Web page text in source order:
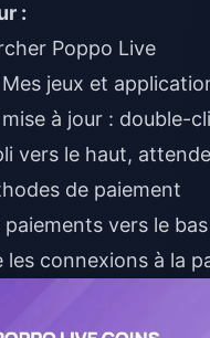
:
Poppo Live
jeux et
à jour : double-
vers le haut,
de paiement
vers le
connexions à la